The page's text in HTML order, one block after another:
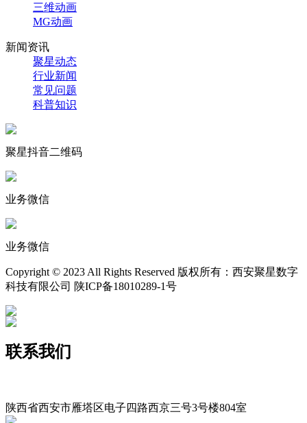
三维动画
MG动画
新闻资讯
聚星动态
行业新闻
常见问题
科普知识
聚星抖音二维码
业务微信
业务微信
Copyright © 2023 All Rights Reserved 版权所有：西安聚星数字
科技有限公司 陕ICP备18010289-1号
联系我们
陕西省西安市雁塔区电子四路西京三号3号楼804室